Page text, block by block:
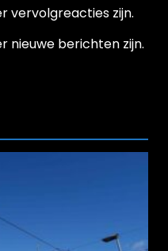
vervolgreacties zijn.
nieuwe berichten zijn.